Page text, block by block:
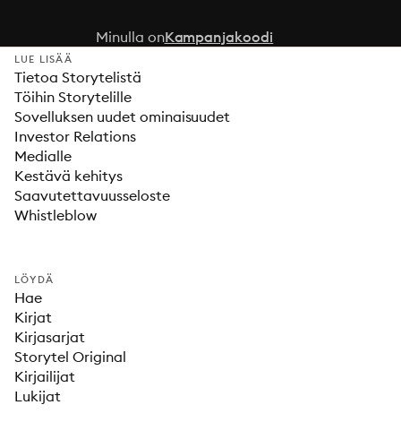
Minulla onKampanjakoodi
LUE LISÄÄ
Tietoa Storytelistä
Töihin Storytelille
Sovelluksen uudet ominaisuudet
Investor Relations
Medialle
Kestävä kehitys
Saavutettavuusseloste
Whistleblow
LÖYDÄ
Hae
Kirjat
Kirjasarjat
Storytel Original
Kirjailijat
Lukijat